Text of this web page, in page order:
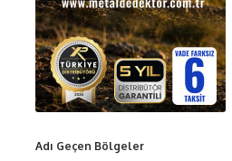
Adı Geçen Bölgeler